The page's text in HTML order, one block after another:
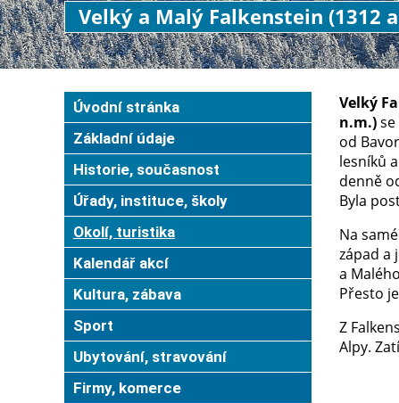
Velký a Malý Falkenstein (1312
Úvodní stránka
Základní údaje
Historie, současnost
Úřady, instituce, školy
Okolí, turistika
Kalendář akcí
Kultura, zábava
Sport
Ubytování, stravování
Firmy, komerce
Velký
n.m.)se
od
lesníků
denně
Byla
Na
západ a
a
Přesto
Z
Alpy.